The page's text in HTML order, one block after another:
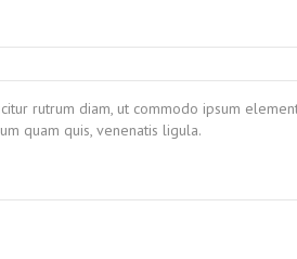
rutrum diam, ut commodo ipsum
quam quis, venenatis ligula.